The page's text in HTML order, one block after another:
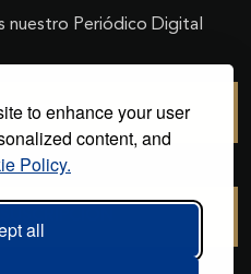
to enhance your user
content, and
Policy.
all
nuestro Periódico Digital